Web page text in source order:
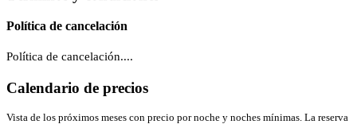
Política de cancelación
Política de cancelación....
Calendario de precios
Vista de los próximos meses con precio por noche y noches mínimas. La reserva